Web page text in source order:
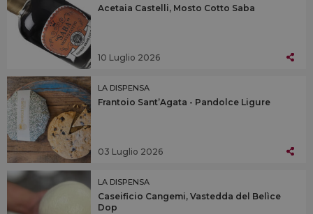
Acetaia Castelli, Mosto Cotto Saba
10 Luglio 2026
LA DISPENSA
Frantoio Sant’Agata - Pandolce Ligure
03 Luglio 2026
LA DISPENSA
Caseificio Cangemi, Vastedda del Belìce
Dop